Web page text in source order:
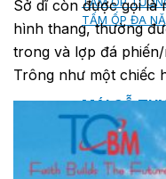
TẤM ỐP ĐA
MÁI GỖ
GỖ NHÂN
Sở dĩ còn được gọi là
hình thang, thường
trong và lợp đá
Trông như một chiếc